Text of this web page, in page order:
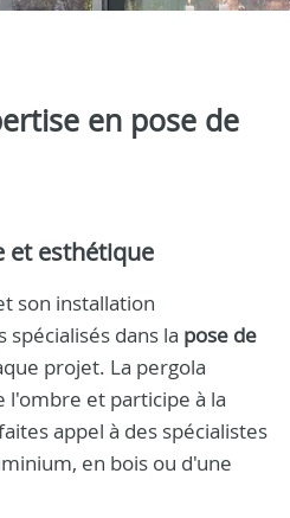
en pose de
et esthétique
son installation
dans la pose de
projet. La pergola
l'ombre et participe à la
appel à des spécialistes
en bois ou d'une